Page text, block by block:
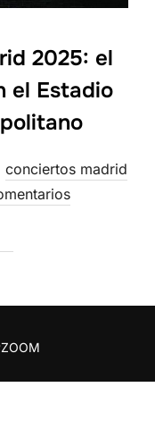
2025: el
el Estadio
conciertos madrid